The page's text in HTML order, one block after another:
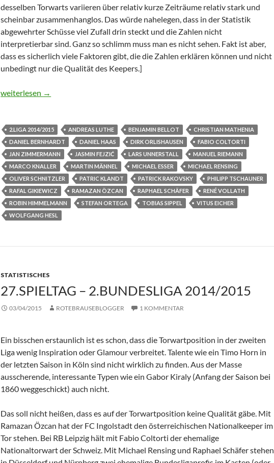
desselben Torwarts variieren über relativ kurze Zeiträume relativ stark und
scheinbar zusammenhanglos. Das würde nahelegen, dass in der Statistik
abgewehrter Schüsse viel Zufall drin steckt und die Zahlen nicht
interpretierbar sind. Ganz so schlimm muss man es nicht sehen. Fakt ist aber,
dass es sicherlich viele Faktoren gibt, die die Zahlen erklären können und nicht
unbedingt nur die Qualität des Keepers.]
Überraschendes Schlusslicht
weiterlesen →
2.LIGA 2014/2015 ANDREAS LUTHE BENJAMIN BELLOT
CHRISTIAN MATHENIA
DANIEL BERNHARDT
DANIEL HAAS DIRK ORLISHAUSEN
FABIO COLTORTI
JAN ZIMMERMANN
JASMIN FEJZIĆ LARS UNNERSTALL
MANUEL RIEMANN
MARCO KNALLER
MARTIN MÄNNEL MICHAEL ESSER
MICHAEL RENSING
OLIVER SCHNITZLER
PATRIC KLANDT PATRICK RAKOVSKY
PHILIPP TSCHAUNER
RAFAL GIKIEWICZ
RAMAZAN ÖZCAN RAPHAEL SCHÄFER
RENÉ VOLLATH
ROBIN HIMMELMANN
STEFAN ORTEGA TOBIAS SIPPEL
VITUS EICHER
WOLFGANG HESL
STATISTISCHES
27.SPIELTAG – 2.BUNDESLIGA 2014/2015
03/04/2015 ROTEBRAUSEBLOGGER 1 KOMMENTAR
Ein bisschen erstaunlich ist es schon, dass die Torwartposition in der zweiten
Liga wenig Inspiration oder Glamour verbreitet. Talente wie ein Timo Horn in
der letzten Saison in Köln sind nicht wirklich zu finden. Aus der Masse
ausscherende, interessante Typen wie ein Gabor Kiraly (Anfang der Saison bei
1860 weggeschickt) auch nicht.
Das soll nicht heißen, dass es auf der Torwartposition keine Qualität gäbe. Mit
Ramazan Özcan hat der FC Ingolstadt den österreichischen Nationalkeeper im
Tor stehen. Bei RB Leipzig hält mit Fabio Coltorti der ehemalige
Nationaltorwart der Schweiz. Mit Michael Rensing und Raphael Schäfer stehen